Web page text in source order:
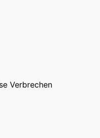
Verbrechen